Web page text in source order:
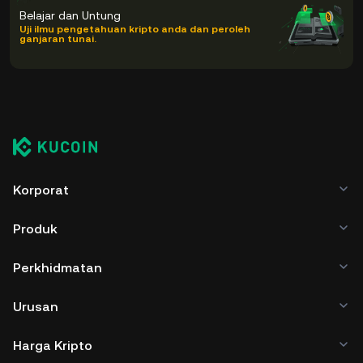
Belajar dan Untung
Uji ilmu pengetahuan kripto anda dan peroleh
ganjaran tunai.
Korporat
Produk
Perkhidmatan
Urusan
Harga Kripto